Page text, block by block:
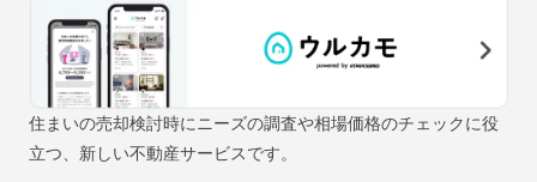
住まいの売却検討時にニーズの調査や相場価格のチェックに役
立つ、新しい不動産サービスです。